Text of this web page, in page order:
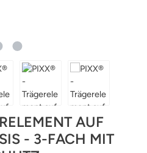
AUF
- 3-FACH MIT